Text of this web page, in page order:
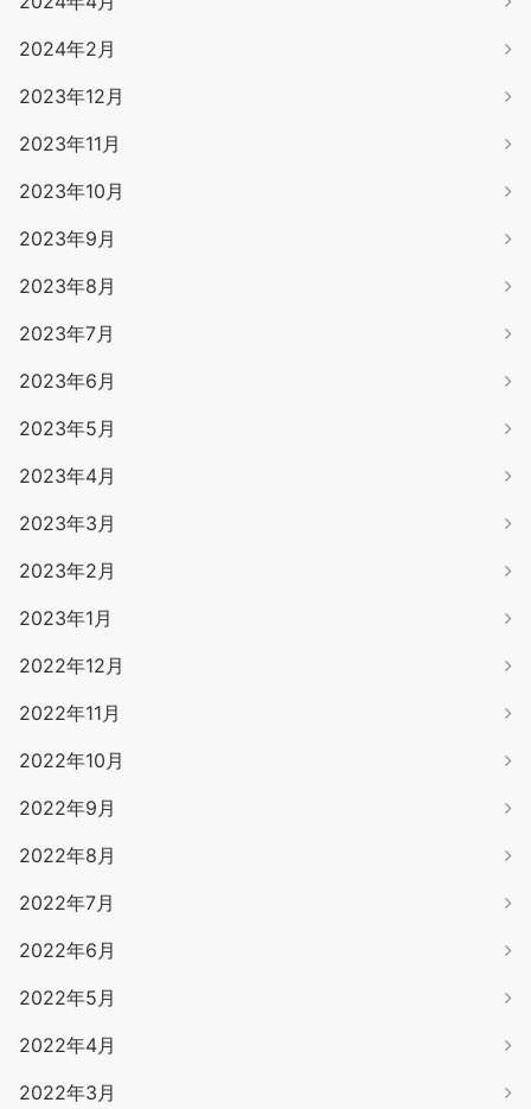
2024年2月
2023年12月
2023年11月
2023年10月
2023年9月
2023年8月
2023年7月
2023年6月
2023年5月
2023年4月
2023年3月
2023年2月
2023年1月
2022年12月
2022年11月
2022年10月
2022年9月
2022年8月
2022年7月
2022年6月
2022年5月
2022年4月
2022年3月